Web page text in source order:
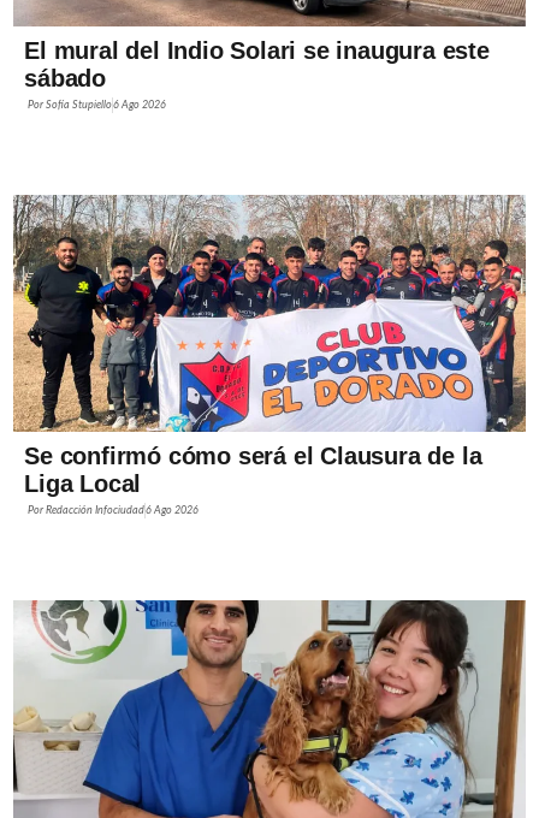
El mural del Indio Solari se inaugura este
sábado
PorSofía Stupiello6 Ago 2026
Se confirmó cómo será el Clausura de la
Liga Local
PorRedacción Infociudad6 Ago 2026